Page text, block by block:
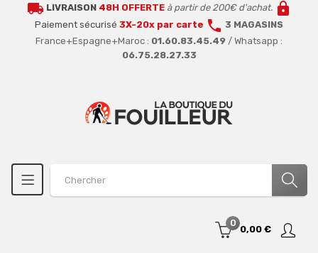
local_shipping LIVRAISON 48H OFFERTE à partir de 200€ d'achat. lock
Paiement sécurisé 3X-20x par carte call 3 MAGASINS
France+Espagne+Maroc : 01.60.83.45.49 / Whatsapp :
06.75.28.27.33
0
0,00 €